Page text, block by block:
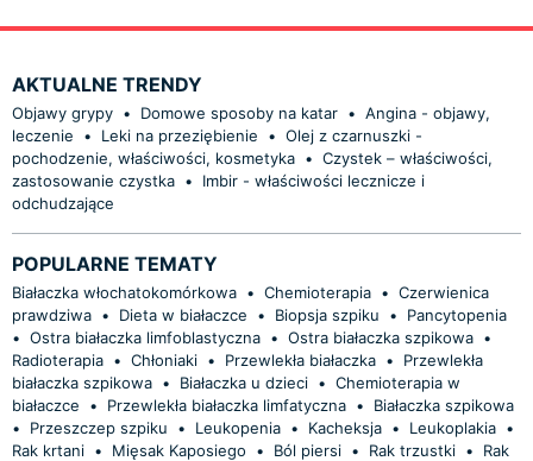
AKTUALNE TRENDY
Objawy grypy • Domowe sposoby na katar • Angina - objawy,
leczenie
• Leki na przeziębienie • Olej z czarnuszki -
pochodzenie, właściwości, kosmetyka • Czystek – właściwości,
zastosowanie czystka •
Imbir - właściwości lecznicze i
odchudzające
POPULARNE TEMATY
Białaczka włochatokomórkowa • Chemioterapia • Czerwienica
prawdziwa • Dieta w białaczce • Biopsja szpiku •
Pancytopenia
• Ostra białaczka limfoblastyczna • Ostra białaczka szpikowa •
Radioterapia • Chłoniaki • Przewlekła białaczka •
Przewlekła
białaczka szpikowa • Białaczka u dzieci • Chemioterapia w
białaczce
• Przewlekła białaczka limfatyczna •
Białaczka szpikowa
•
Przeszczep szpiku • Leukopenia • Kacheksja • Leukoplakia •
Rak krtani • Mięsak Kaposiego • Ból piersi • Rak trzustki •
Rak